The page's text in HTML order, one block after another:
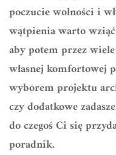
poczucie wolności i
wątpienia warto
aby potem przez
własnej komfortowej
wyborem projektu
czy dodatkowe
do czegoś Ci się
poradnik.